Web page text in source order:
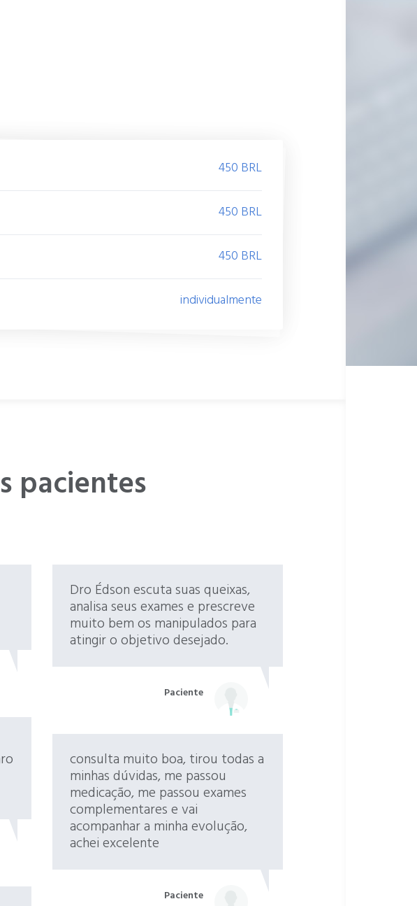
450 BRL
450 BRL
450 BRL
individualmente
pacientes
Dro Édson escuta suas queixas,
analisa seus exames e prescreve
muito bem os manipulados para
atingir o objetivo desejado.
Paciente
consulta muito boa, tirou todas a
minhas dúvidas, me passou
medicação, me passou exames
complementares e vai
acompanhar a minha evolução,
achei excelente
Paciente